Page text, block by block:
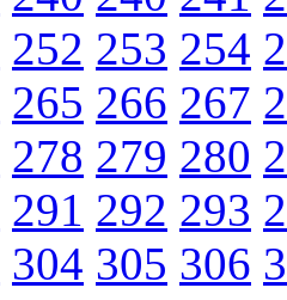
252 253 254
265 266 267
278 279 280
291 292 293
304 305 306